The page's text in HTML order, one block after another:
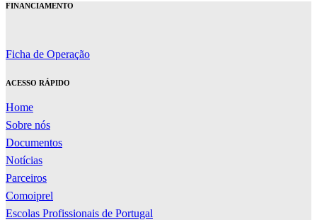
FINANCIAMENTO
Ficha de Operação
ACESSO RÁPIDO
Home
Sobre nós
Documentos
Notícias
Parceiros
Comoiprel
Escolas Profissionais de Portugal